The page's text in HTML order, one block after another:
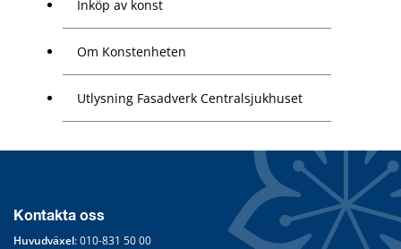
Inköp av konst
Om Konstenheten
Utlysning Fasadverk Centralsjukhuset
Kontakta oss
Huvudväxel: 010-831 50 00